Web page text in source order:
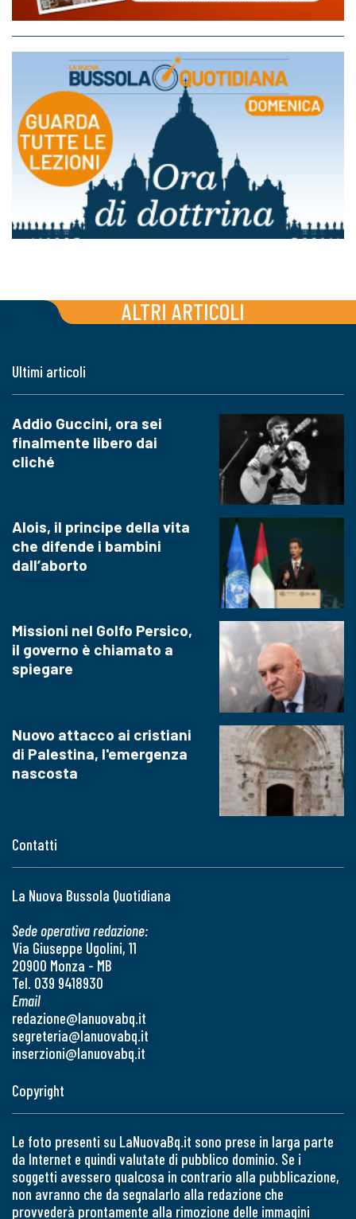
ALTRI ARTICOLI
Contatti
La Nuova Bussola Quotidiana
Sede operativa redazione:
Via Giuseppe Ugolini, 11
20900 Monza - MB
Tel. 039 9418930
Email
redazione@lanuovabq.it
segreteria@lanuovabq.it
inserzioni@lanuovabq.it
Ultimi articoli
Addio Guccini, ora sei
finalmente libero dai
cliché
Alois, il principe della vita
che difende i bambini
dall’aborto
Missioni nel Golfo Persico,
il governo è chiamato a
spiegare
Nuovo attacco ai cristiani
di Palestina, l'emergenza
nascosta
Copyright
Le foto presenti su LaNuovaBq.it sono prese in larga parte
da Internet e quindi valutate di pubblico dominio. Se i
soggetti avessero qualcosa in contrario alla pubblicazione,
non avranno che da segnalarlo alla redazione che
provvederà prontamente alla rimozione delle immagini